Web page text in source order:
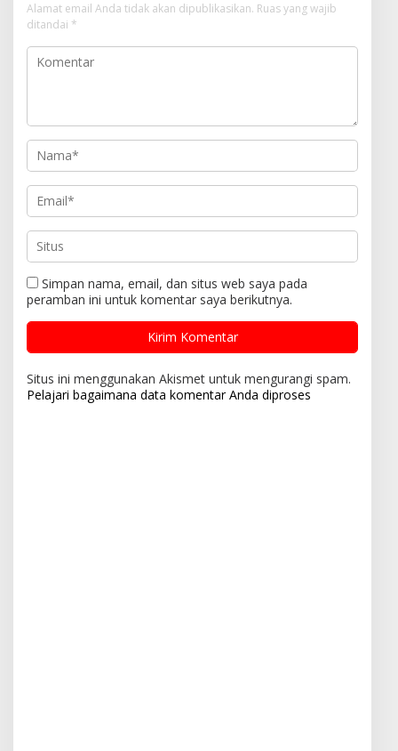
Alamat email Anda tidak akan dipublikasikan. Ruas yang wajib
ditandai *
Simpan nama, email, dan situs web saya pada
peramban ini untuk komentar saya berikutnya.
Situs ini menggunakan Akismet untuk mengurangi spam.
Pelajari bagaimana data komentar Anda diproses